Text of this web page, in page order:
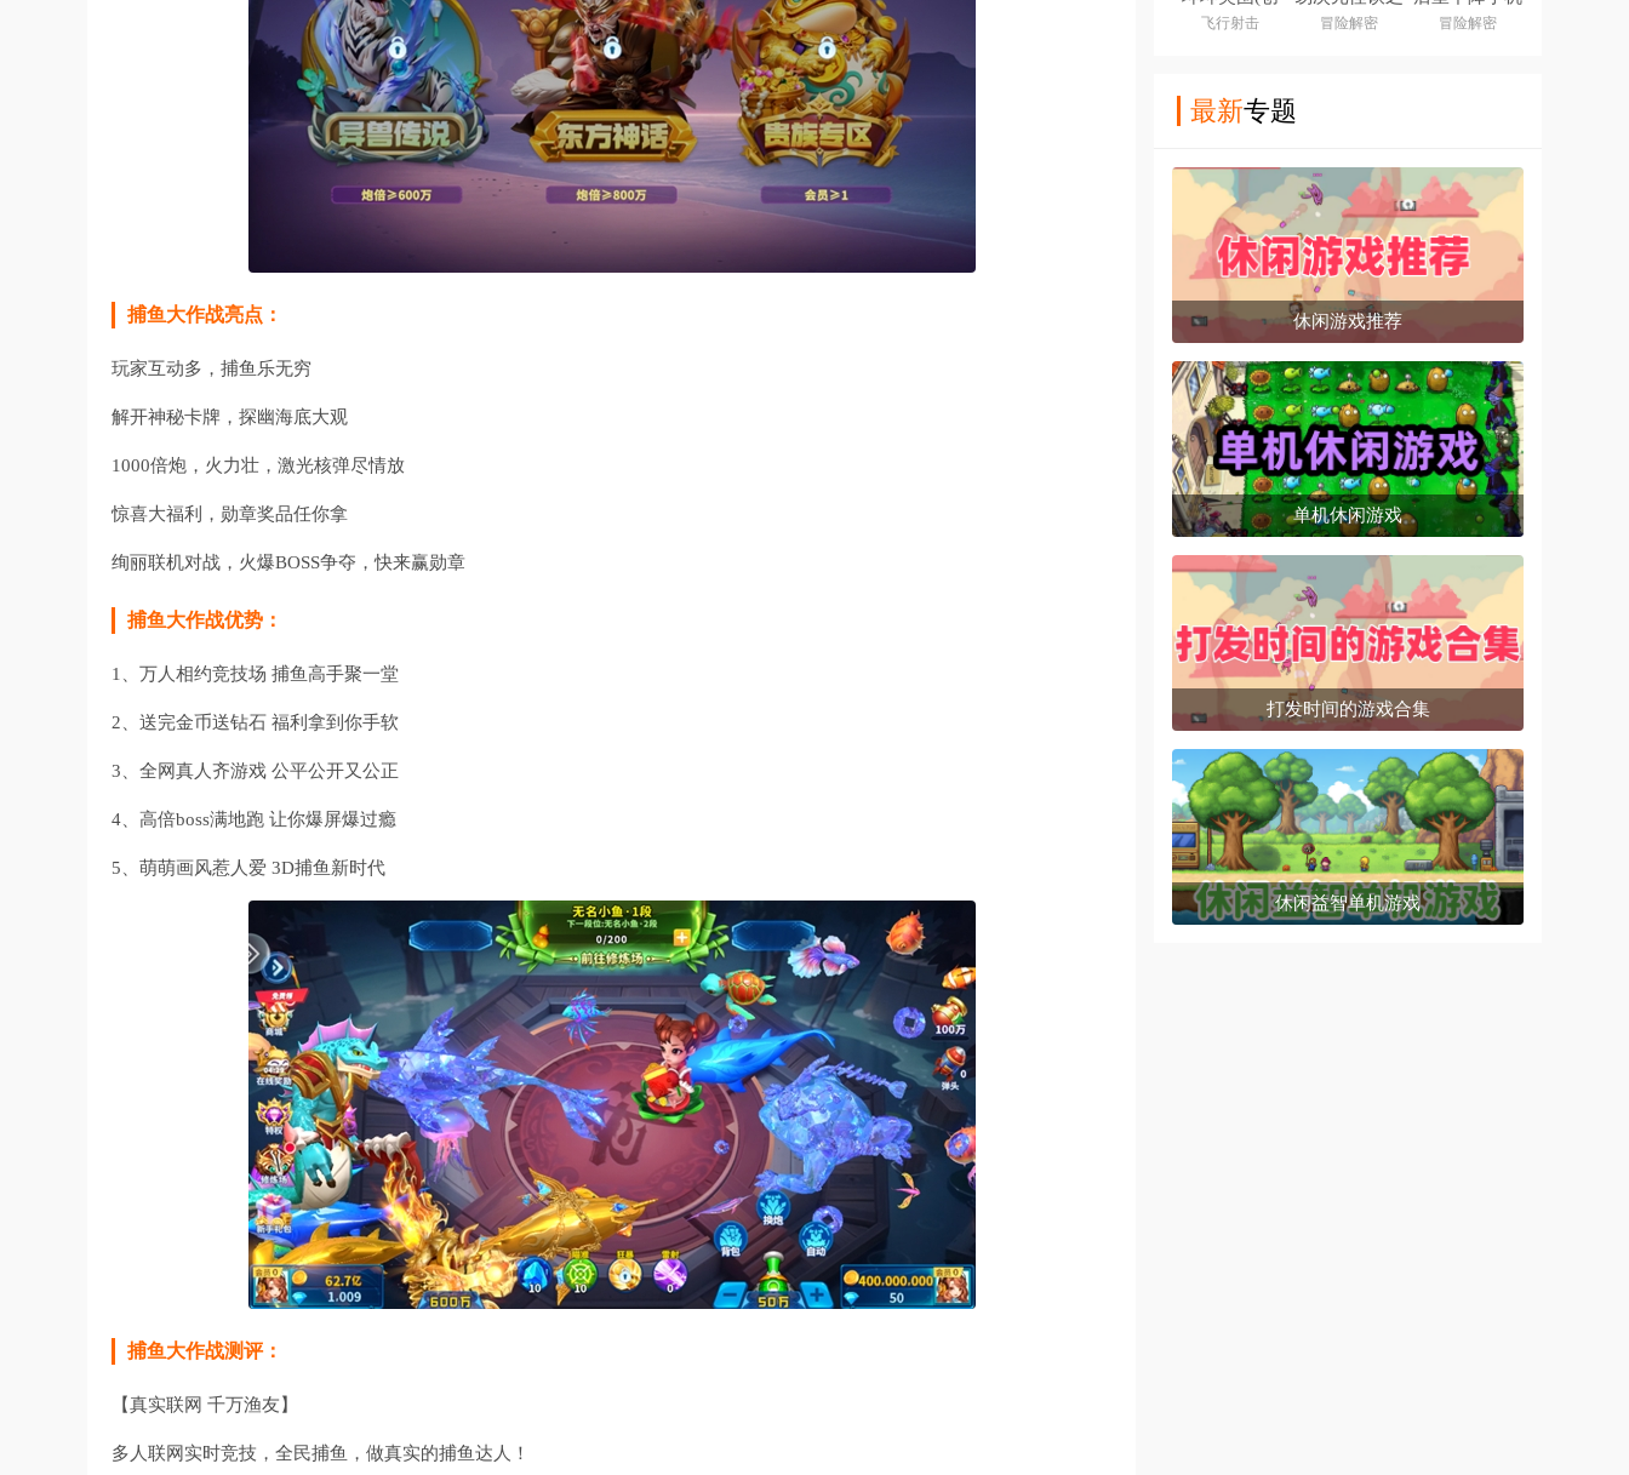
捕鱼大作战亮点：
玩家互动多，捕鱼乐无穷
解开神秘卡牌，探幽海底大观
1000倍炮，火力壮，激光核弹尽情放
惊喜大福利，勋章奖品任你拿
绚丽联机对战，火爆BOSS争夺，快来赢勋章
捕鱼大作战优势：
1、万人相约竞技场 捕鱼高手聚一堂
2、送完金币送钻石 福利拿到你手软
3、全网真人齐游戏 公平公开又公正
4、高倍boss满地跑 让你爆屏爆过瘾
5、萌萌画风惹人爱 3D捕鱼新时代
捕鱼大作战测评：
【真实联网 千万渔友】
多人联网实时竞技，全民捕鱼，做真实的捕鱼达人！
游世界)
飞行射击
家下载正版官
方手机版
冒险解密
版下载
(Backrooms
冒险解密
最新专题
休闲游戏推荐
单机休闲游戏
打发时间的游戏合集
休闲益智单机游戏